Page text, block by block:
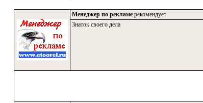
Менеджер по рекламе рекомендует
Знаток своего дела